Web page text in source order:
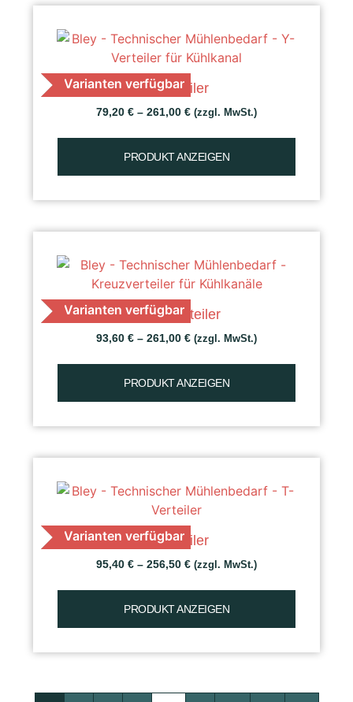
Varianten verfügbar
Y-Verteiler
79,20 € – 261,00 € (zzgl. MwSt.)
PRODUKT ANZEIGEN
Varianten verfügbar
Kreuzverteiler
93,60 € – 261,00 € (zzgl. MwSt.)
PRODUKT ANZEIGEN
Varianten verfügbar
T-Verteiler
95,40 € – 256,50 € (zzgl. MwSt.)
PRODUKT ANZEIGEN